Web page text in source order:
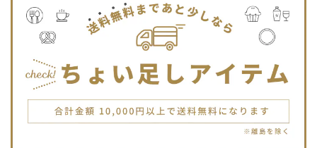
Jellycat ジェリーキャット | Bashful Tiger Huge とら ぬいぐるみ 大きいサイズ
2025/12/16
JELLYCATは特に個体差が激しいブランドなので、どんな子
が来るかいつも少し不安ですが、可愛い子が届いて良かった
です。Primiiさんでお迎えした子はみんな可愛い子なので嬉
しいです。